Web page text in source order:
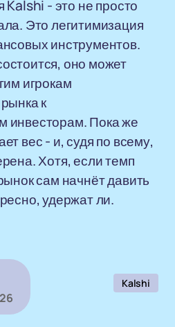
- это не просто
Это легитимизация
инструментов.
оно может
игрокам
к
инвесторам. Пока же
вес - и, судя по всему,
Хотя, если темп
сам начнёт давить
удержат ли.
Kalshi